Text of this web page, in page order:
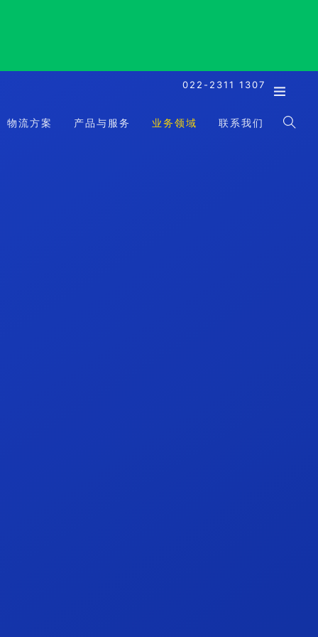
022-2311 1307
物流方案 产品与服务 业务领域 联系我们